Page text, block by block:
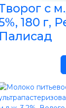
с
180 г,